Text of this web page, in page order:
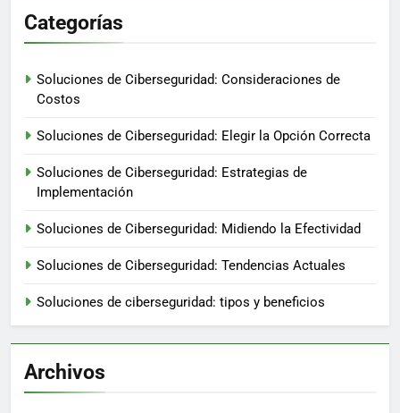
Categorías
Soluciones de Ciberseguridad: Consideraciones de
Costos
Soluciones de Ciberseguridad: Elegir la Opción Correcta
Soluciones de Ciberseguridad: Estrategias de
Implementación
Soluciones de Ciberseguridad: Midiendo la Efectividad
Soluciones de Ciberseguridad: Tendencias Actuales
Soluciones de ciberseguridad: tipos y beneficios
Archivos